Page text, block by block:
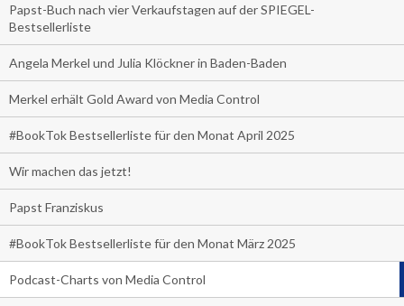
Papst-Buch nach vier Verkaufstagen auf der SPIEGEL-
Bestsellerliste
Angela Merkel und Julia Klöckner in Baden-Baden
Merkel erhält Gold Award von Media Control
#BookTok Bestsellerliste für den Monat April 2025
Wir machen das jetzt!
Papst Franziskus
#BookTok Bestsellerliste für den Monat März 2025
Podcast-Charts von Media Control